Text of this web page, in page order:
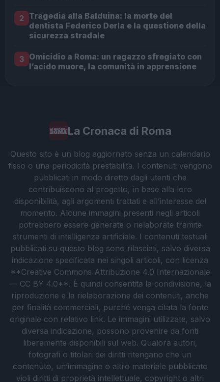
2 Tragedia alla Balduina: la morte del
dentista Federico Derla e la questione della
sicurezza stradale
3 Omicidio a Roma: un ragazzo sfregiato con
l’acido muore, la comunità in apprensione
La Cronaca di Roma
Questo sito è un blog aggiornato senza un calendario
fisso o una periodicità prestabilita. I contenuti vengono
pubblicati in modo diretto dagli utenti che
contribuiscono al progetto, in base alla loro
disponibilità, agli argomenti trattati e all’interesse del
momento. Alcune immagini presenti negli articoli
potrebbero essere generate o rielaborate tramite
strumenti di intelligenza artificiale. I contenuti testuali
pubblicati su questo blog sono rilasciati, salvo diversa
indicazione specificata nei singoli articoli, con licenza
**Creative Commons Attribuzione 4.0 Internazionale
— CC BY 4.0**. È quindi consentita la condivisione, la
riproduzione e la rielaborazione dei contenuti, anche
per finalità commerciali, purché venga citata la fonte
originale con relativo link. Le immagini utilizzate, salvo
diversa indicazione, possono provenire da fonti
liberamente disponibili sul web. Qualora autori,
fotografi o titolari dei diritti ritengano che un
contenuto, un’immagine o altro materiale pubblicato
violi diritti di proprietà intellettuale, copyright o altri